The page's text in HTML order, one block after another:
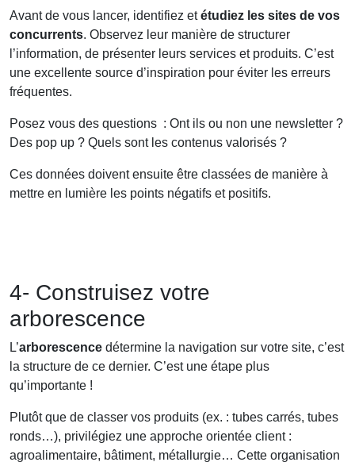
Avant de vous lancer, identifiez etétudiez les sites de vos
concurrents. Observez leur manière de structurer
l’information, de présenter leurs services et produits. C’est
une excellente source d’inspiration pour éviter les erreurs
fréquentes.
Posez vous des questions : Ont ils ou non une newsletter ?
Des pop up ? Quels sont les contenus valorisés ?
Ces données doivent ensuite être classées de manière à
mettre en lumière les points négatifs et positifs.
4- Construisez votre
arborescence
L’arborescence détermine la navigation sur votre site, c’est
la structure de ce dernier. C’est une étape plus
qu’importante !
Plutôt que de classer vos produits (ex. : tubes carrés, tubes
ronds…), privilégiez une approche orientée client :
agroalimentaire, bâtiment, métallurgie… Cette organisation